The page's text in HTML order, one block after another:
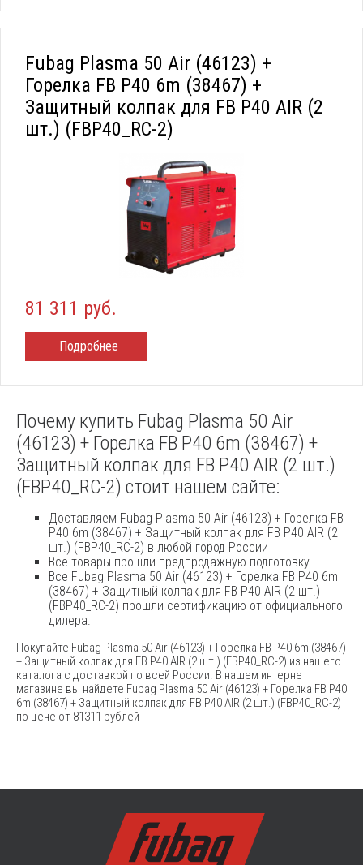
Fubag Plasma 50 Air (46123) +
Горелка FB P40 6m (38467) +
Защитный колпак для FB P40 AIR (2
шт.) (FBP40_RC-2)
81 311 руб.
Подробнее
Почему купить Fubag Plasma 50 Air
(46123) + Горелка FB P40 6m (38467) +
Защитный колпак для FB P40 AIR (2 шт.)
(FBP40_RC-2) стоит нашем сайте:
Доставляем Fubag Plasma 50 Air (46123) + Горелка FB
P40 6m (38467) + Защитный колпак для FB P40 AIR (2
шт.) (FBP40_RC-2) в любой город России
Все товары прошли предпродажную подготовку
Все Fubag Plasma 50 Air (46123) + Горелка FB P40 6m
(38467) + Защитный колпак для FB P40 AIR (2 шт.)
(FBP40_RC-2) прошли сертификацию от официального
дилера.
Покупайте Fubag Plasma 50 Air (46123) + Горелка FB P40 6m (38467)
+ Защитный колпак для FB P40 AIR (2 шт.) (FBP40_RC-2) из нашего
каталога с доставкой по всей России. В нашем интернет
магазине вы найдете Fubag Plasma 50 Air (46123) + Горелка FB P40
6m (38467) + Защитный колпак для FB P40 AIR (2 шт.) (FBP40_RC-2)
по цене от 81311 рублей